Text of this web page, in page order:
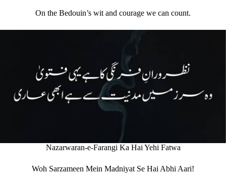
On the Bedouin’s wit and courage we can count.
Nazarwaran-e-Farangi Ka Hai Yehi Fatwa
Woh Sarzameen Mein Madniyat Se Hai Abhi Aari!